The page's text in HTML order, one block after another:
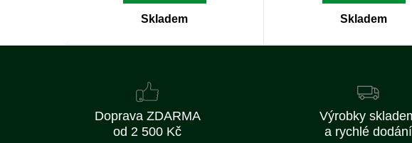
Skladem Skladem
Doprava ZDARMA
od 2 500 Kč
Výrobky
a rychlé dodání